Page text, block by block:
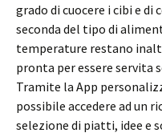
grado di cuocere i cibi e di
seconda del tipo di
temperature restano
pronta per essere servita
Tramite la App
possibile accedere ad un
selezione di piatti, idee e